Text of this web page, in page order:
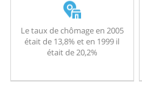
Le taux de chômage en 2005
était de 13,8% et en 1999 il
était de 20,2%